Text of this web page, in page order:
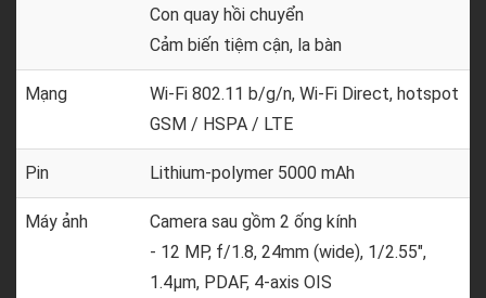
Con quay hồi chuyển
Cảm biến tiệm cận, la bàn
Mạng
Wi-Fi 802.11 b/g/n, Wi-Fi Direct, hotspot
GSM / HSPA / LTE
Pin Lithium-polymer 5000 mAh
Máy ảnh
Camera sau gồm 2 ống kính
- 12 MP, f/1.8, 24mm (wide), 1/2.55",
1.4µm, PDAF, 4-axis OIS